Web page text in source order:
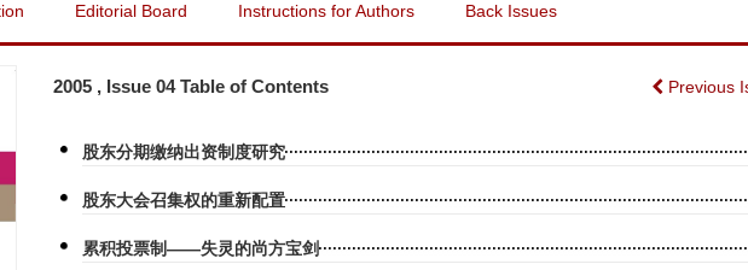
Editorial Board Instructions for Authors Back Issues
2005 , Issue 04 Table of Contents Previous
股东分期缴纳出资制度研究
股东大会召集权的重新配置
累积投票制——失灵的尚方宝剑